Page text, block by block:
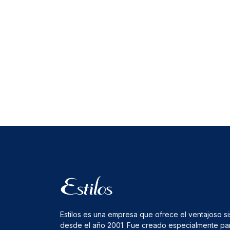
Estilos es una empresa que ofrece el ventajoso
desde el año 2001. Fue creado especialmente